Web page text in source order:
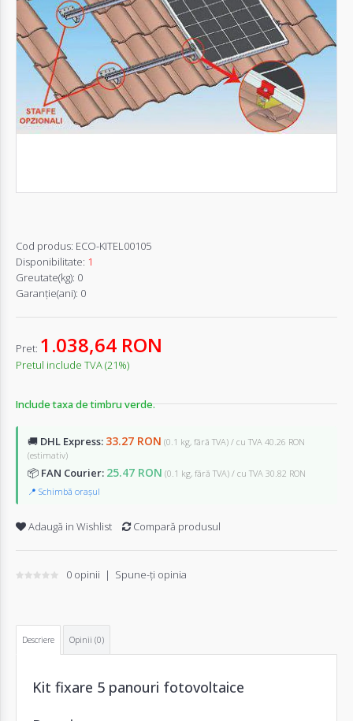
Autentifică-
te
Înregistrează-
te
Cod produs: ECO-KITEL00105
Disponibilitate: 1
Greutate(kg): 0
Garanţie(ani): 0
Pret: 1.038,64 RON
Pretul include TVA (21%)
Include taxa de timbru verde.
🚚 DHL Express: 33.27 RON (0.1 kg, fără TVA) / cu TVA 40.26 RON
(estimativ)
📦 FAN Courier: 25.47 RON (0.1 kg, fără TVA) / cu TVA 30.82 RON
📍 Schimbă orașul
Adaugă in Wishlist Compară produsul
0 opinii | Spune-ţi opinia
Descriere Opinii (0)
Kit fixare 5 panouri fotovoltaice